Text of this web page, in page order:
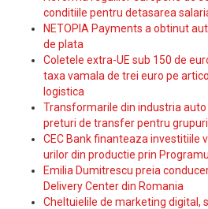
conditiile pentru detasarea
NETOPIA Payments a obtinut
de plata
Coletele extra-UE sub 150 de
taxa vamala de trei euro pe
logistica
Transformarile din industria
preturi de transfer pentru
CEC Bank finanteaza investitiile
urilor din productie prin
Emilia Dumitrescu preia
Delivery Center din Romania
Cheltuielile de marketing digital,